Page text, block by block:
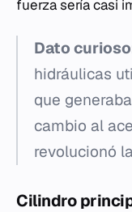
fuerza sería casi
Dato
hidráulicas
que
cambio al
revolucionó
Cilindro